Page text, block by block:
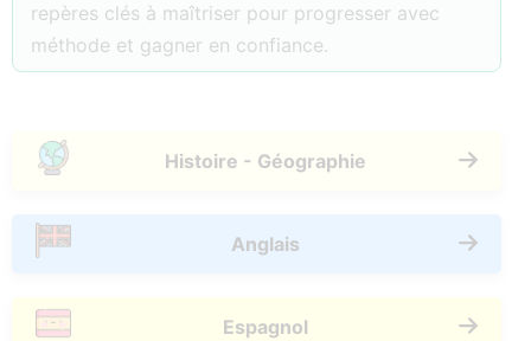
repères clés à maîtriser pour progresser avec
méthode et gagner en confiance.
Histoire - Géographie
Anglais
Espagnol